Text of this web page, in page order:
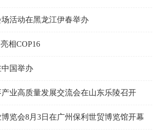
活动在黑龙江伊春举办
相COP16
国举办
业高质量发展交流会在山东乐陵召开
览会8月3日在广州保利世贸博览馆开幕